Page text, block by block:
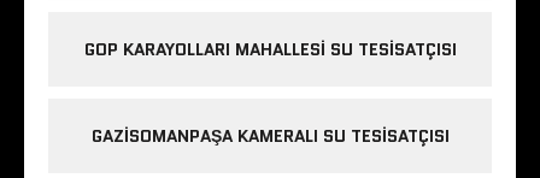
GOP KARAYOLLARI MAHALLESI SU TESISATÇISI
GAZISOMANPAŞA KAMERALI SU TESISATÇISI